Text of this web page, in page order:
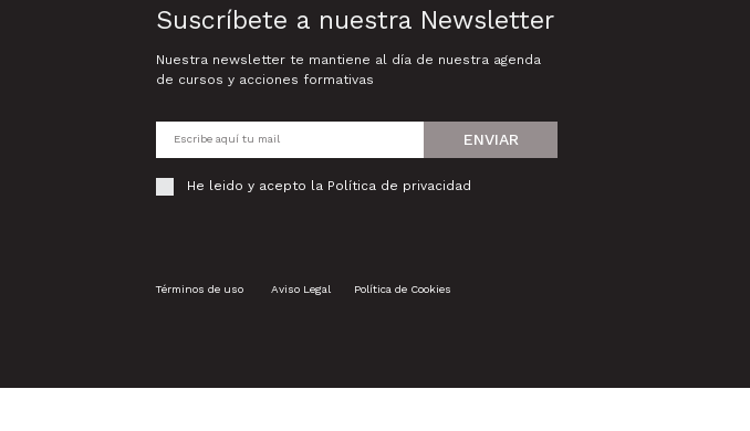
Suscríbete a nuestra Newsletter
Nuestra newsletter te mantiene al día de nuestra agenda
de cursos y acciones formativas
He leido y acepto la Política de privacidad
ENVIAR
Términos de uso Aviso Legal Política de Cookies